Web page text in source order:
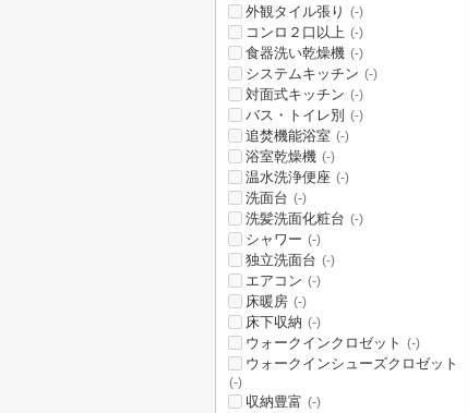
外観タイル張り (-)
コンロ２口以上 (-)
食器洗い乾燥機 (-)
システムキッチン (-)
対面式キッチン (-)
バス・トイレ別 (-)
追焚機能浴室 (-)
浴室乾燥機 (-)
温水洗浄便座 (-)
洗面台 (-)
洗髪洗面化粧台 (-)
シャワー (-)
独立洗面台 (-)
エアコン (-)
床暖房 (-)
床下収納 (-)
ウォークインクロゼット (-)
ウォークインシューズクロゼット
(-)
収納豊富 (-)